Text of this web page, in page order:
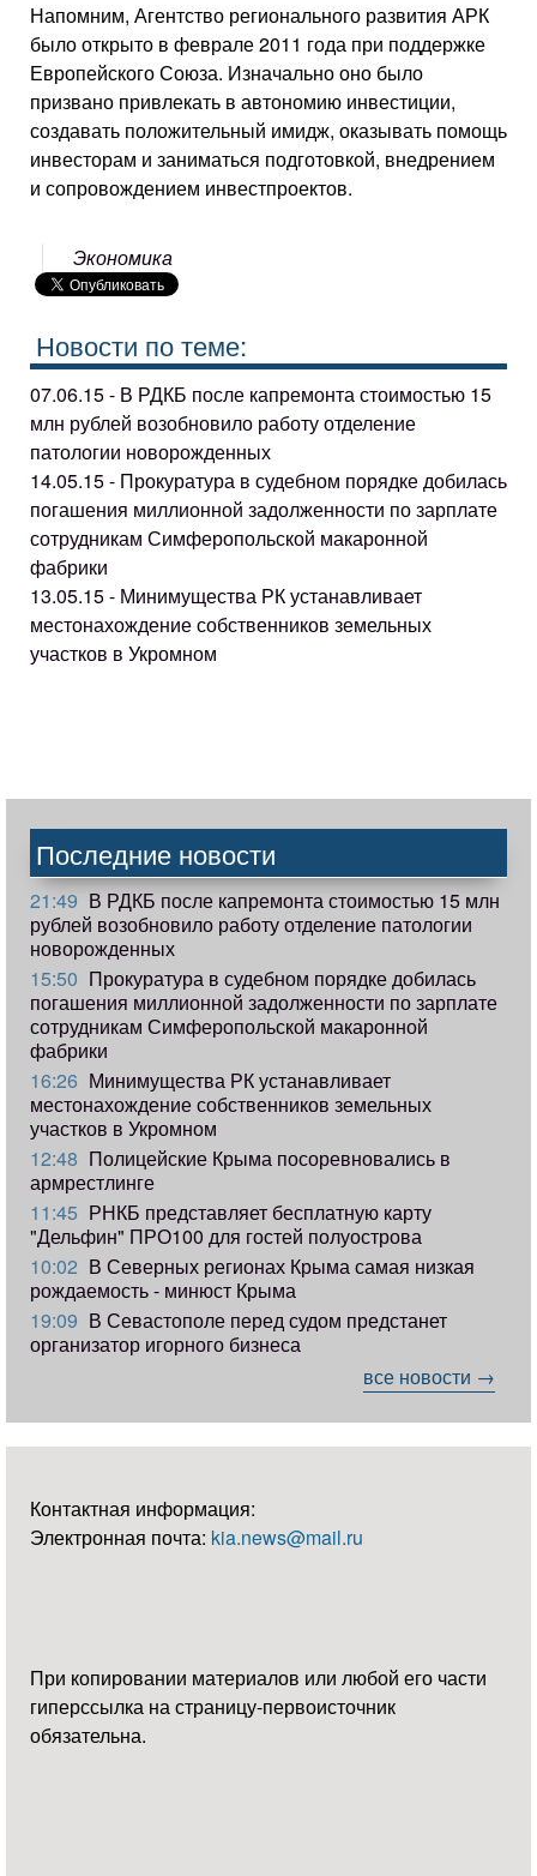
Напомним, Агентство регионального развития АРК
было открыто в феврале 2011 года при поддержке
Европейского Союза. Изначально оно было
призвано привлекать в автономию инвестиции,
создавать положительный имидж, оказывать помощь
инвесторам и заниматься подготовкой, внедрением
и сопровождением инвестпроектов.
Экономика
Новости по теме:
07.06.15 - В РДКБ после капремонта стоимостью 15
млн рублей возобновило работу отделение
патологии новорожденных
14.05.15 - Прокуратура в судебном порядке добилась
погашения миллионной задолженности по зарплате
сотрудникам Симферопольской макаронной
фабрики
13.05.15 - Минимущества РК устанавливает
местонахождение собственников земельных
участков в Укромном
Последние новости
21:49 В РДКБ после капремонта стоимостью 15 млн
рублей возобновило работу отделение патологии
новорожденных
15:50 Прокуратура в судебном порядке добилась
погашения миллионной задолженности по зарплате
сотрудникам Симферопольской макаронной
фабрики
16:26 Минимущества РК устанавливает
местонахождение собственников земельных
участков в Укромном
12:48 Полицейские Крыма посоревновались в
армрестлинге
11:45 РНКБ представляет бесплатную карту
"Дельфин" ПРО100 для гостей полуострова
10:02 В Северных регионах Крыма самая низкая
рождаемость - минюст Крыма
19:09 В Севастополе перед судом предстанет
организатор игорного бизнеса
все новости →
Контактная информация:
Электронная почта: kia.news@mail.ru
При копировании материалов или любой его части
гиперссылка на страницу-первоисточник
обязательна.